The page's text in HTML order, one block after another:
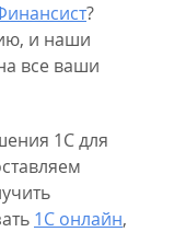
?
и наши
все ваши
1С для
1С онлайн,